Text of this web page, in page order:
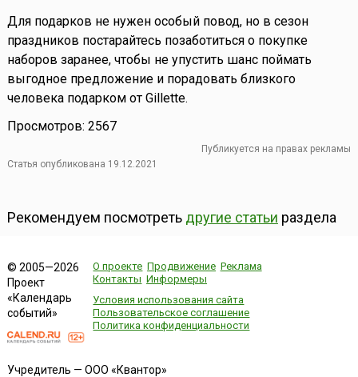
Для подарков не нужен особый повод, но в сезон
праздников постарайтесь позаботиться о покупке
наборов заранее, чтобы не упустить шанс поймать
выгодное предложение и порадовать близкого
человека подарком от Gillette.
Просмотров: 2567
Публикуется на правах рекламы
Статья опубликована 19.12.2021
Рекомендуем посмотреть другие статьи раздела
© 2005—2026
Проект
«Календарь
событий»
О проекте Продвижение Реклама
Контакты Информеры
Условия использования сайта
Пользовательское соглашение
Политика конфиденциальности
Учредитель — ООО «Квантор»